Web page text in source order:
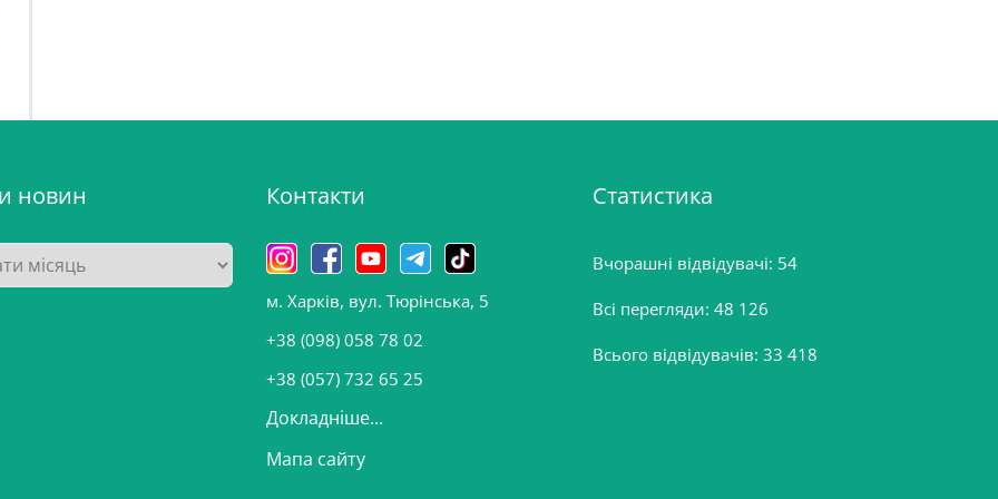
новин Контакти
м. Харків, вул. Тюрінська, 5
+38 (098) 058 78 02
+38 (057) 732 65 25
Докладніше...
Мапа сайту
Статистика
Вчорашні відвідувачі: 54
Всі перегляди: 48 126
Всього відвідувачів: 33 418